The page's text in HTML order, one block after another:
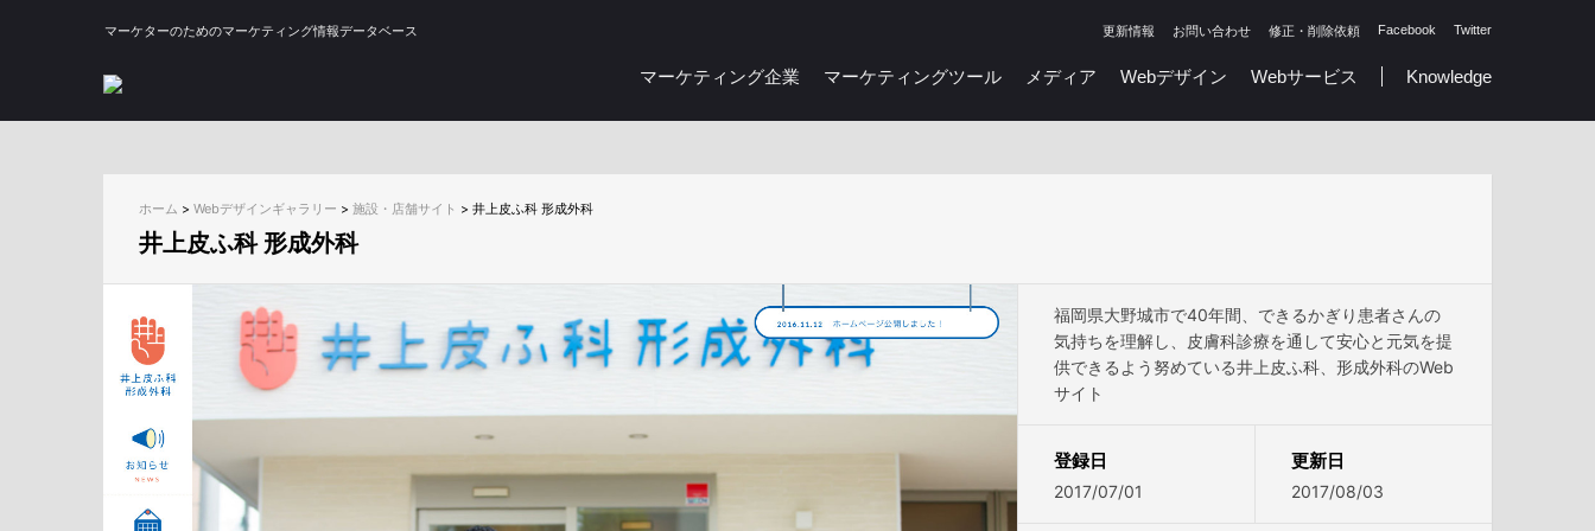
マーケターのためのマーケティング情報データベース Twitter
Facebook
修正・削除依頼
お問い合わせ
更新情報
Knowledge
Webサービス
Webデザイン
メディア
マーケティングツール
マーケティング企業
ホーム > Webデザインギャラリー > 施設・店舗サイト > 井上皮ふ科 形成外科
井上皮ふ科 形成外科
福岡県大野城市で40年間、できるかぎり患者さんの
気持ちを理解し、皮膚科診療を通して安心と元気を提
供できるよう努めている井上皮ふ科、形成外科のWeb
サイト
登録日
2017/07/01
更新日
2017/08/03